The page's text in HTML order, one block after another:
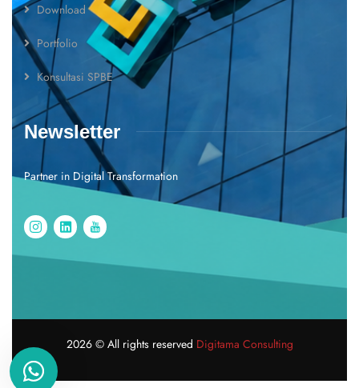
Download
Portfolio
Konsultasi SPBE
Newsletter
Partner in Digital Transformation
2026© All rights reserved Digitama Consulting